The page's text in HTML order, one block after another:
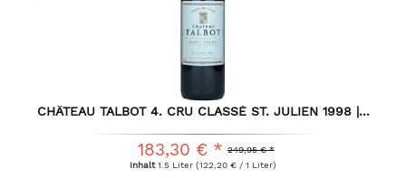
CHÂTEAU TALBOT 4. CRU CLASSÉ ST. JULIEN 1998 |...
249,95 € *
183,30 € *
Inhalt1.5 Liter(122,20 € / 1 Liter)